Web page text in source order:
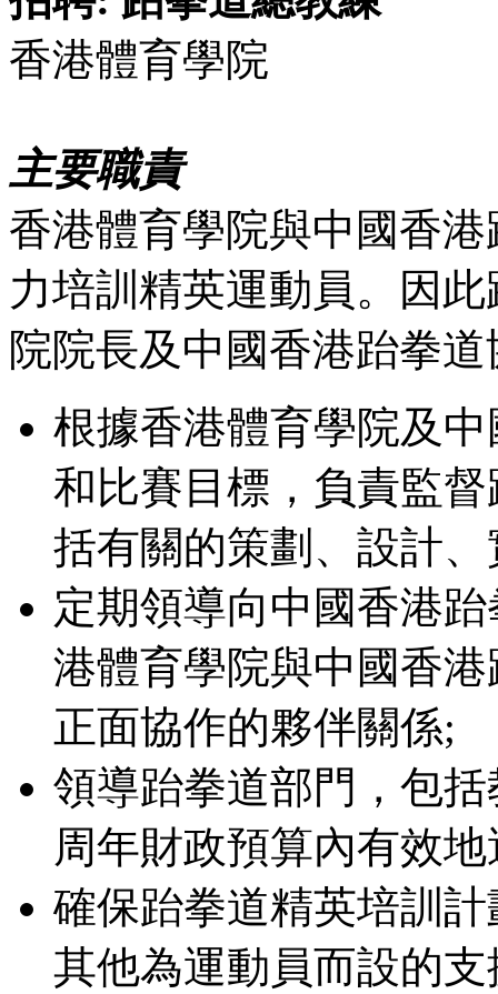
香港體育學院
主要職責
香港體育學院與中國香
力培訓精英運動員。因
院院長及中國香港跆拳
根據香港體育學院及
和比賽目標，負責監
括有關的策劃、設計
定期領導向中國香港
港體育學院與中國香
正面協作的夥伴關係;
領導跆拳道部門，包
周年財政預算內有效
確保跆拳道精英培訓
其他為運動員而設的